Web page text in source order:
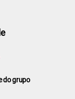
do grupo